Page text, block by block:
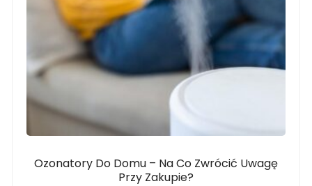
Ozonatory Do Domu – Na Co Zwrócić Uwagę
Przy Zakupie?